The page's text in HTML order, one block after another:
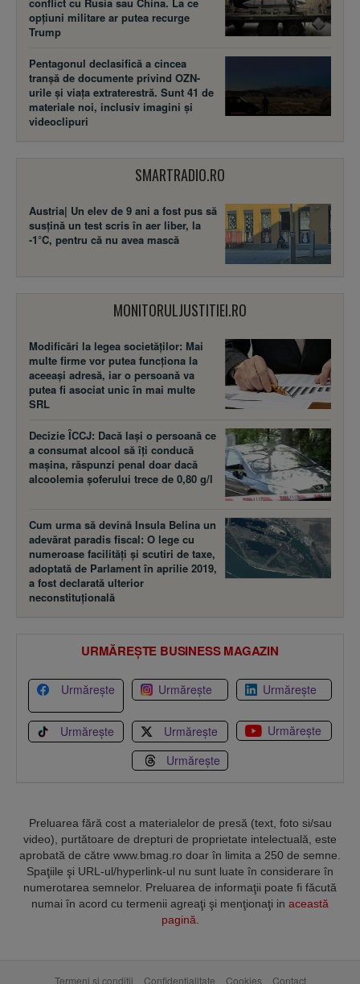
opțiuni militare ar putea recurge
Trump
Pentagonul declasifică a cincea
tranșă de documente privind OZN-
urile și viața extraterestră. Sunt 41 de
materiale noi, inclusiv imagini și
videoclipuri
SMARTRADIO.RO
Austria| Un elev de 9 ani a fost pus să
susţină un test scris în aer liber, la
-1°C, pentru că nu avea mască
MONITORULJUSTITIEI.RO
Modificări la legea societăţilor: Mai
multe firme vor putea funcţiona la
aceeaşi adresă, iar o persoană va
putea fi asociat unic în mai multe
SRL
Decizie ÎCCJ: Dacă laşi o persoană ce
a consumat alcool să îţi conducă
maşina, răspunzi penal doar dacă
alcoolemia şoferului trece de 0,80 g/l
Cum urma să devină Insula Belina un
adevărat paradis fiscal: O lege cu
numeroase facilităţi şi scutiri de taxe,
adoptată de Parlament în aprilie 2019,
a fost declarată ulterior
neconstituţională
URMĂREȘTE BUSINESS MAGAZIN
Urmărește Urmărește Urmărește
Urmărește Urmărește
Urmărește
Urmărește
Preluarea fără cost a materialelor de presă (text, foto si/sau
video), purtătoare de drepturi de proprietate intelectuală, este
aprobată de către www.bmag.ro doar în limita a 250 de semne.
Spaţiile şi URL-ul/hyperlink-ul nu sunt luate în considerare în
numerotarea semnelor. Preluarea de informaţii poate fi făcută
numai în acord cu termenii agreaţi şi menţionaţi in această
pagină
Termeni și condiții Confidențialitate Cookies Contact